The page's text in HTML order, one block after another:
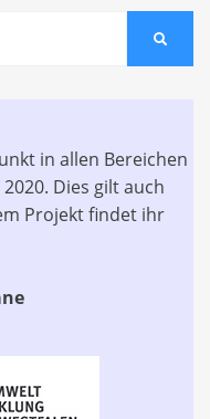
in allen Bereichen
Dies gilt auch
Projekt findet ihr